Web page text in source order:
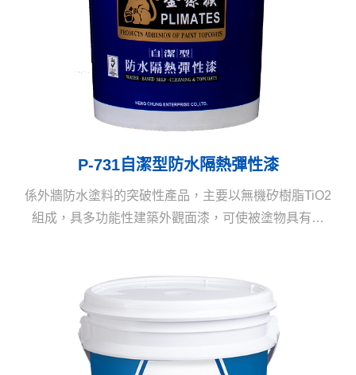
P-731自潔型防水隔熱彈性漆
係外牆防水塗料的突破性產品，主要以無機矽樹脂TiO2
組成，具多功能性建築外觀面漆，可使被塗物具有防